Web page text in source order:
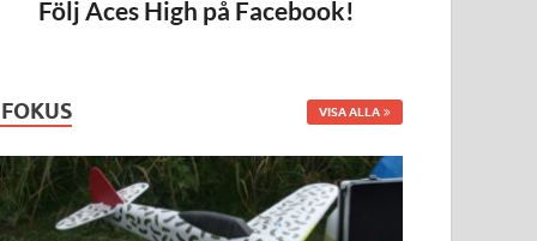
Följ Aces High på Facebook!
VISA ALLA